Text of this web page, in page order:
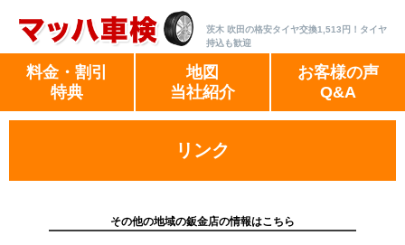
茨木 吹田の格安タイヤ交換1,513円！タイヤ
持込も歓迎
料金・割引
特典
地図
当社紹介
お客様の声
Q&A
リンク
その他の地域の鈑金店の情報はこちら